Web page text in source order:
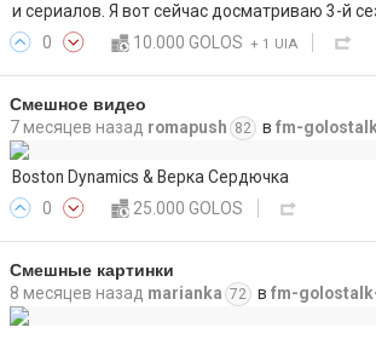
и сериалов. Я вот сейчас досматриваю 3-й
0
10.000 GOLOS +1 UIA
Смешное видео
7 месяцев назад romapush 82 в fm-
Boston Dynamics & Верка Сердючка
0
25.000 GOLOS
Смешные картинки
8 месяцев назад marianka 72 в fm-